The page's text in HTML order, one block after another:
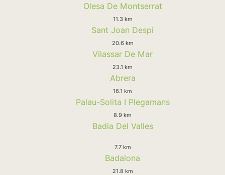
Olesa De Montserrat
11.3 km
Sant Joan Despi
20.6 km
Vilassar De Mar
23.1 km
Abrera
16.1 km
Palau-Solita I Plegamans
8.9 km
Badia Del Valles
7.7 km
Badalona
21.8 km